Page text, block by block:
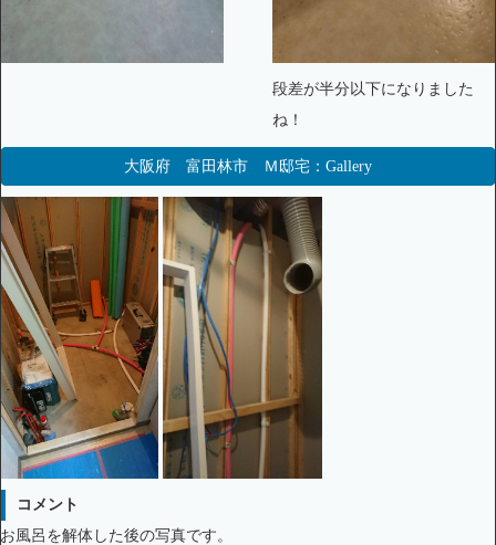
段差が半分以下になりました
ね！
大阪府 富田林市 Ｍ邸宅：Gallery
コメント
お風呂を解体した後の写真です。